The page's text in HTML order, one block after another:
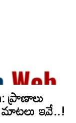
ప్రాణాలు
మాటలు ఇవే..!